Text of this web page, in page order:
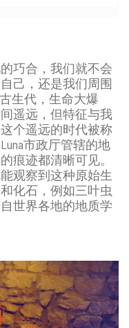
巧合，我们就不会
己，还是我们周围
生代，生命大爆
遥远，但特征与我
个遥远的时代被称
市政厅管辖的地
痕迹都清晰可见。
观察到这种原始生
化石，例如三叶虫
世界各地的地质学